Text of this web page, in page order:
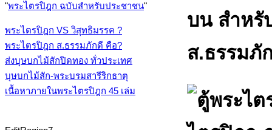
"พระไตรปิฎก ฉบับสำหรับประชาชน"
พระไตรปิฎก VS วิสุทธิมรรค ?
พระไตรปิฎก ส.ธรรมภักดี คือ?
ส่งบุษบกไม้สักปิดทอง ทั่วประเทศ
บุษบกไม้สัก-พระบรมสารีริกธาตุ
เนื้อหาภายในพระไตรปิฎก 45 เล่ม